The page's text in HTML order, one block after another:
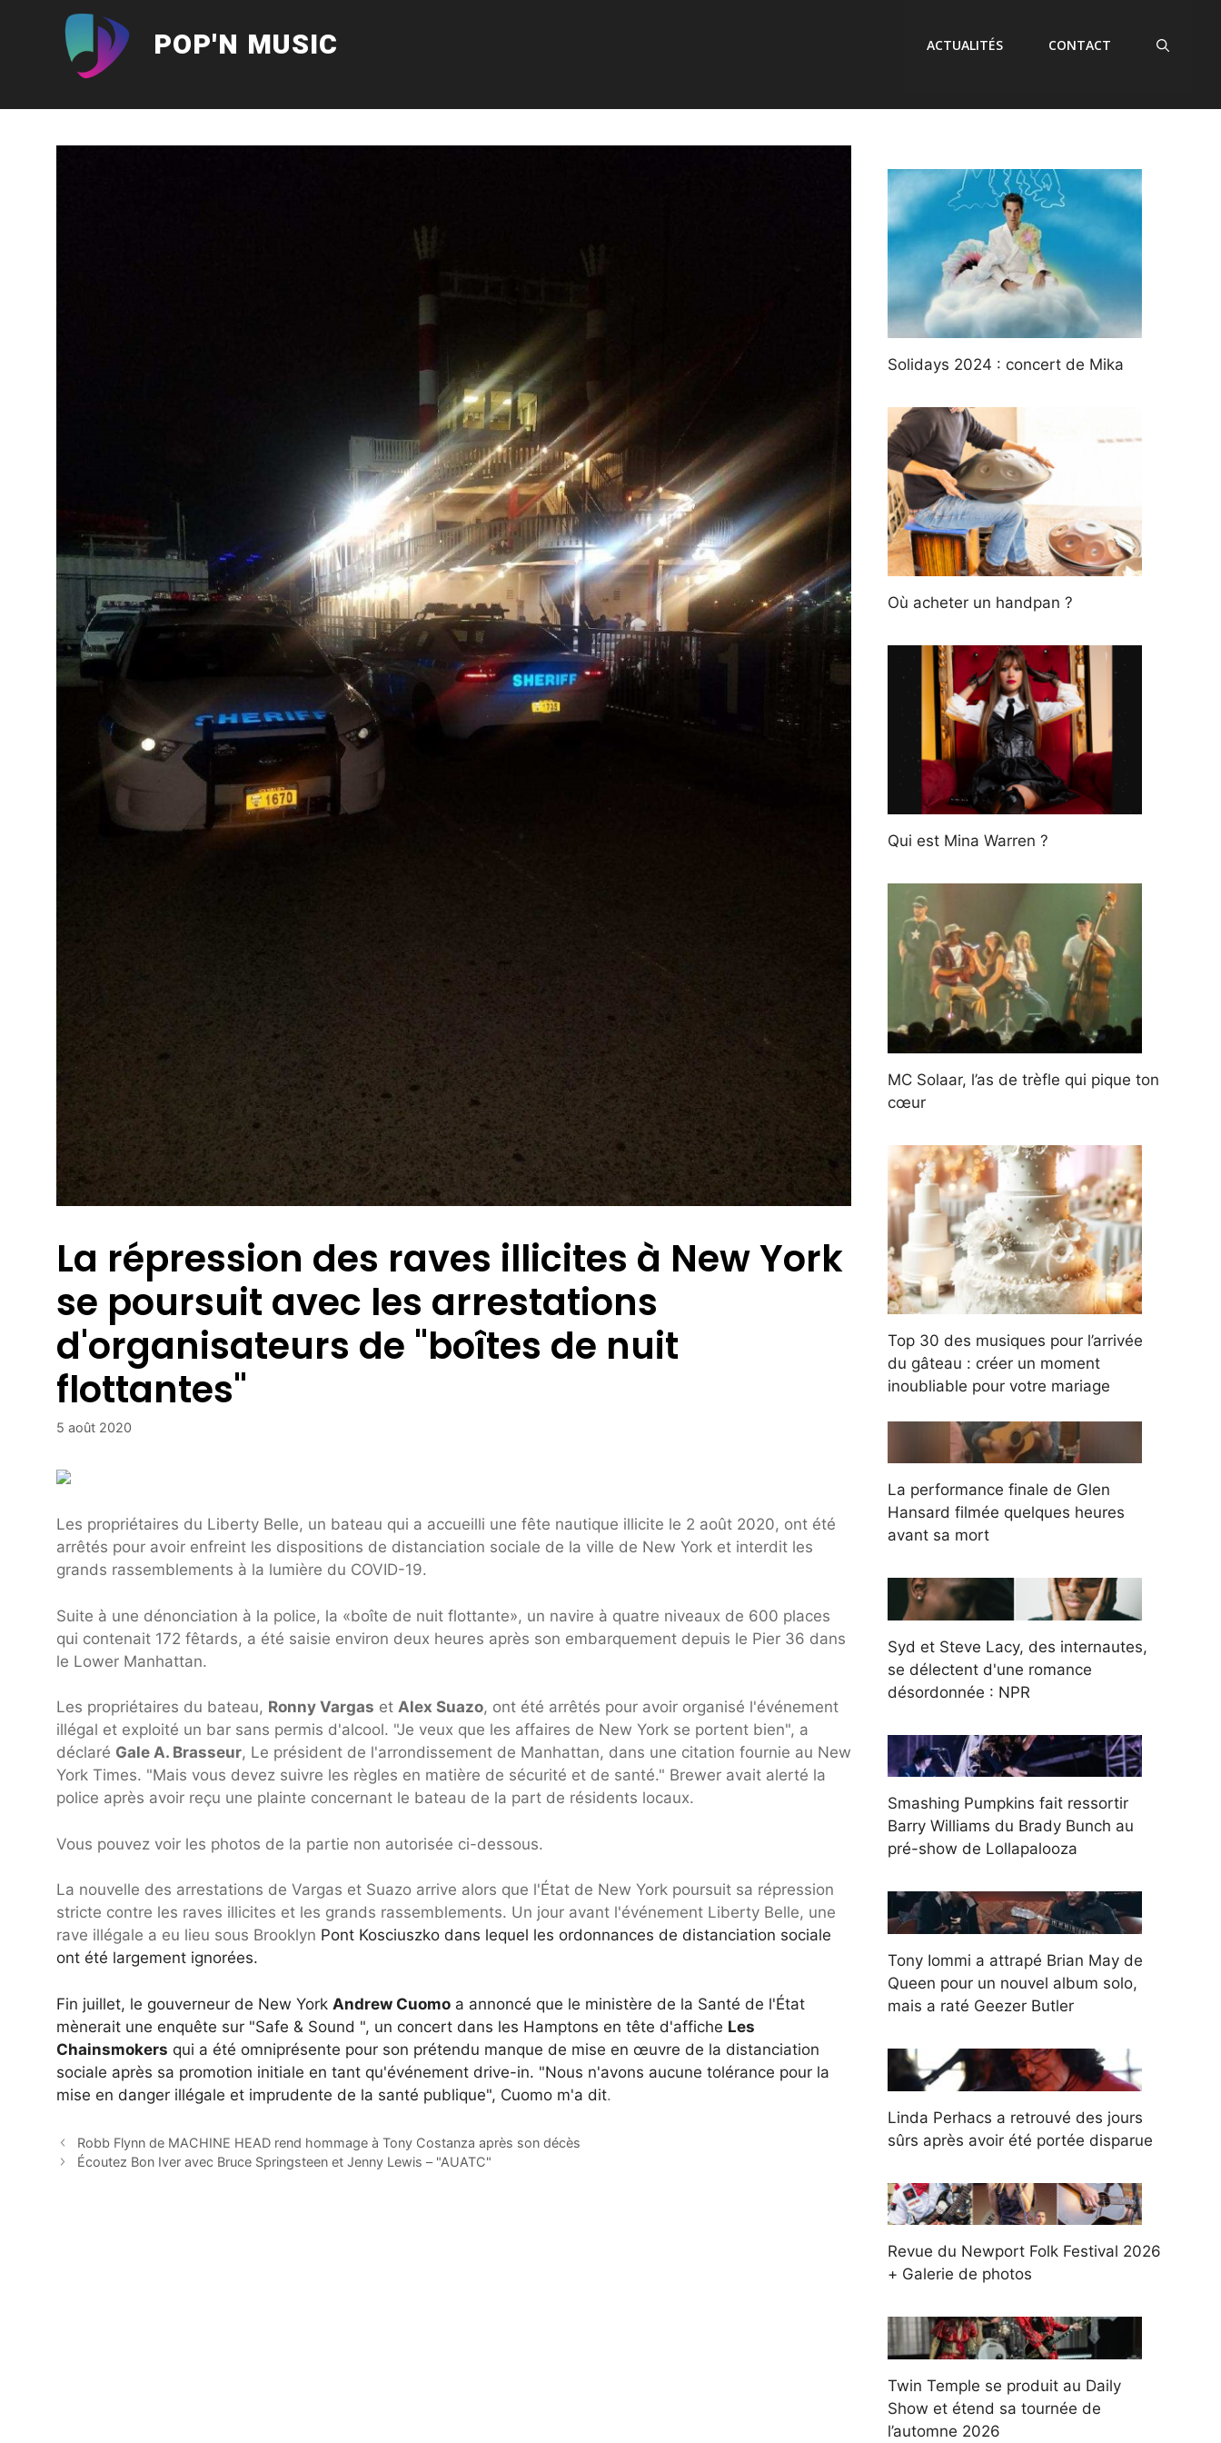
POP'N MUSIC ACTUALITÉS CONTACT
La répression des raves illicites à New York
se poursuit avec les arrestations
d'organisateurs de "boîtes de nuit
flottantes"
5 août 2020
Les propriétaires du Liberty Belle, un bateau qui a accueilli une fête nautique illicite le 2 août 2020, ont été
arrêtés pour avoir enfreint les dispositions de distanciation sociale de la ville de New York et interdit les
grands rassemblements à la lumière du COVID-19.
Suite à une dénonciation à la police, la «boîte de nuit flottante», un navire à quatre niveaux de 600 places
qui contenait 172 fêtards, a été saisie environ deux heures après son embarquement depuis le Pier 36 dans
le Lower Manhattan.
Les propriétaires du bateau, Ronny Vargas et Alex Suazo, ont été arrêtés pour avoir organisé l'événement
illégal et exploité un bar sans permis d'alcool. "Je veux que les affaires de New York se portent bien", a
déclaré Gale A. Brasseur, Le président de l'arrondissement de Manhattan, dans une citation fournie au New
York Times. "Mais vous devez suivre les règles en matière de sécurité et de santé." Brewer avait alerté la
police après avoir reçu une plainte concernant le bateau de la part de résidents locaux.
Vous pouvez voir les photos de la partie non autorisée ci-dessous.
La nouvelle des arrestations de Vargas et Suazo arrive alors que l'État de New York poursuit sa répression
stricte contre les raves illicites et les grands rassemblements. Un jour avant l'événement Liberty Belle, une
rave illégale a eu lieu sous Brooklyn Pont Kosciuszko dans lequel les ordonnances de distanciation sociale
ont été largement ignorées.
Fin juillet, le gouverneur de New York Andrew Cuomo a annoncé que le ministère de la Santé de l'État
mènerait une enquête sur "Safe & Sound ", un concert dans les Hamptons en tête d'affiche Les
Chainsmokers qui a été omniprésente pour son prétendu manque de mise en œuvre de la distanciation
sociale après sa promotion initiale en tant qu'événement drive-in. "Nous n'avons aucune tolérance pour la
mise en danger illégale et imprudente de la santé publique", Cuomo m'a dit.
Robb Flynn de MACHINE HEAD rend hommage à Tony Costanza après son décès
Écoutez Bon Iver avec Bruce Springsteen et Jenny Lewis – "AUATC"
Solidays 2024 : concert de Mika
Où acheter un handpan ?
Qui est Mina Warren ?
MC Solaar, l’as de trèfle qui pique ton
cœur
Top 30 des musiques pour l’arrivée
du gâteau : créer un moment
inoubliable pour votre mariage
La performance finale de Glen
Hansard filmée quelques heures
avant sa mort
Syd et Steve Lacy, des internautes,
se délectent d'une romance
désordonnée : NPR
Smashing Pumpkins fait ressortir
Barry Williams du Brady Bunch au
pré-show de Lollapalooza
Tony Iommi a attrapé Brian May de
Queen pour un nouvel album solo,
mais a raté Geezer Butler
Linda Perhacs a retrouvé des jours
sûrs après avoir été portée disparue
Revue du Newport Folk Festival 2026
+ Galerie de photos
Twin Temple se produit au Daily
Show et étend sa tournée de
l’automne 2026